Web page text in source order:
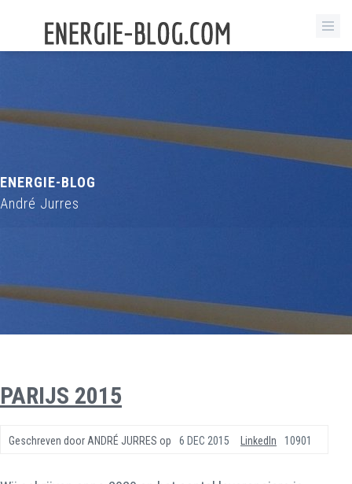
ENERGIE-BLOG
André Jurres
PARIJS 2015
Geschreven door ANDRÉ JURRES op 6 DEC 2015 10901
LinkedIn